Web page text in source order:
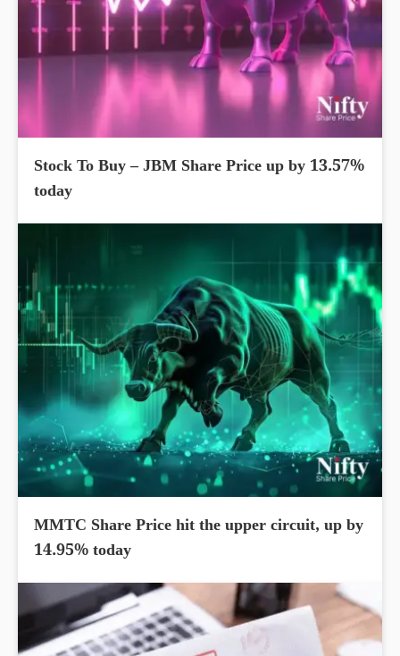
Stock To Buy – JBM Share Price up by 13.57%
today
MMTC Share Price hit the upper circuit, up by
14.95% today